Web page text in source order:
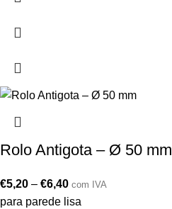
Rolo Antigota – Ø 50 mm
€5,20 – €6,40 com IVA
para parede lisa